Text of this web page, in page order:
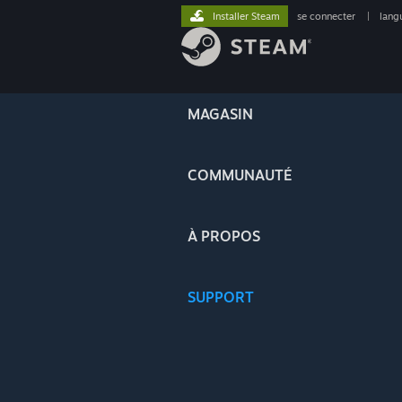
MAGASIN
COMMUNAUTÉ
À PROPOS
SUPPORT
Installer Steam se connecter